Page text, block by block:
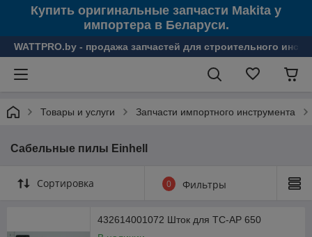
Купить оригинальные запчасти Makita у
импортера в Беларуси.
WATTPRO.by - продажа запчастей для строительного
Товары и услуги Запчасти импортного инструмента
Сабельные пилы Einhell
Сортировка 0 Фильтры
432614001072 Шток для TC-AP 650